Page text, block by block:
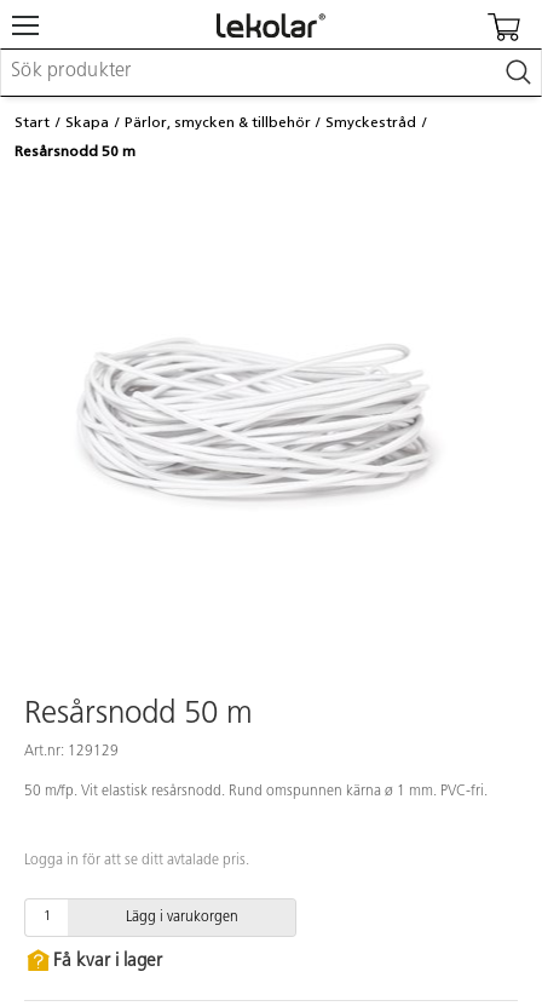
Möbler & inredning
Lekplatsutrustning & utemiljö
Hitta din säljare
Kontakta Lekolar
Start Skapa Pärlor, smycken & tillbehör
Smyckestråd
Resårsnodd 50 m
Resårsnodd 50 m
Art.nr: 129129
50 m/fp. Vit elastisk resårsnodd. Rund omspunnen kärna ø 1 mm. PVC-fri.
Logga in för att se ditt avtalade pris.
Lägg i varukorgen
Få kvar i lager